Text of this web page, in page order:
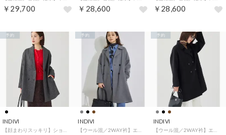
￥29,700 ￥28,600 ￥28,600
INDIVI
予約
INDIVI
予約
INDIVI
予約